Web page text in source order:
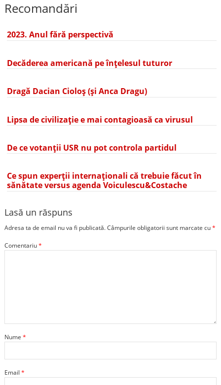
Recomandări
2023. Anul fără perspectivă
Decăderea americană pe înțelesul tuturor
Dragă Dacian Cioloș (și Anca Dragu)
Lipsa de civilizație e mai contagioasă ca virusul
De ce votanții USR nu pot controla partidul
Ce spun experții internaționali că trebuie făcut în
sănătate versus agenda Voiculescu&Costache
Lasă un răspuns
Adresa ta de email nu va fi publicată.Câmpurile obligatorii sunt marcate cu*
Comentariu*
Nume *
Email *